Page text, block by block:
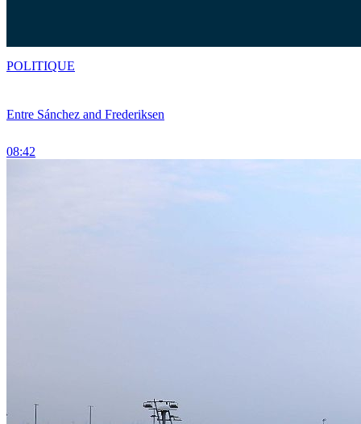
Entre Sánchez and Frederiksen
08:42
POLITIQUE